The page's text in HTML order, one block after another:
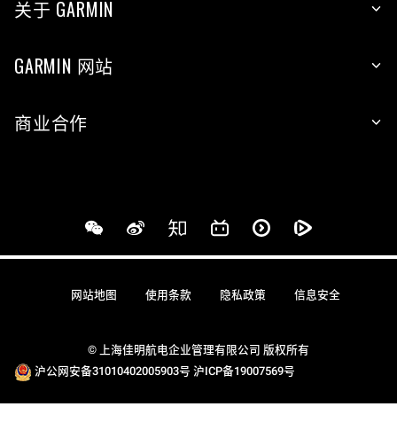
关于 GARMIN
GARMIN 网站
商业合作
© 上海佳明航电企业管理有限公司 版权所有
沪公网安备31010402005903号 沪ICP备19007569号
网站地图 使用条款 隐私政策 信息安全